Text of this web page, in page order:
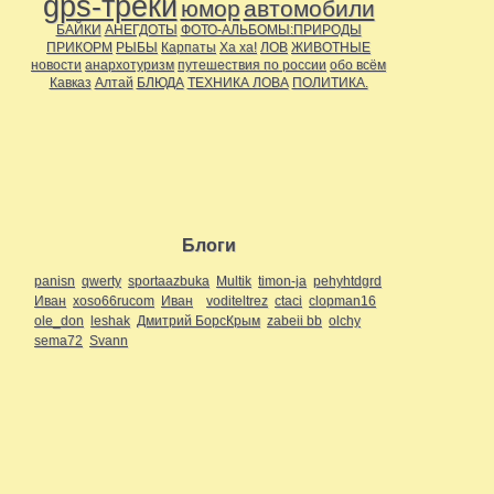
gps-треки юморавтомобили
БАЙКИ АНЕГДОТЫ ФОТО-АЛЬБОМЫ:ПРИРОДЫ
ПРИКОРМ РЫБЫ Карпаты Ха ха! ЛОВ ЖИВОТНЫЕ
новости анархотуризм путешествия по россии обо всём
Кавказ Алтай БЛЮДА ТЕХНИКА ЛОВА ПОЛИТИКА.
Блоги
panisn qwerty sportaazbuka Multik timon-ja pehyhtdgrd
Иван xoso66rucom Иван voditeltrez ctaci clopman16
ole_don leshak Дмитрий БорсКрым zabeii bb olchy
sema72 Svann